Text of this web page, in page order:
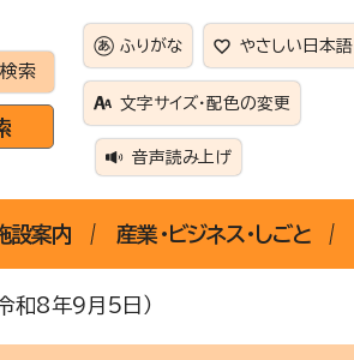
索
ふりがな やさしい日本語
文字サイズ・配色の変更
音声読み上げ
設案内 産業・ビジネス・しごと
和8年9月5日）